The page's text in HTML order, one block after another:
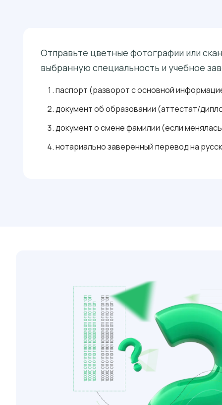
Отправьте цветные фотографии или
выбранную специальность и учебное
паспорт (разворот с основной
документ об образовании (аттестат/
документ о смене фамилии (если
нотариально заверенный перевод на